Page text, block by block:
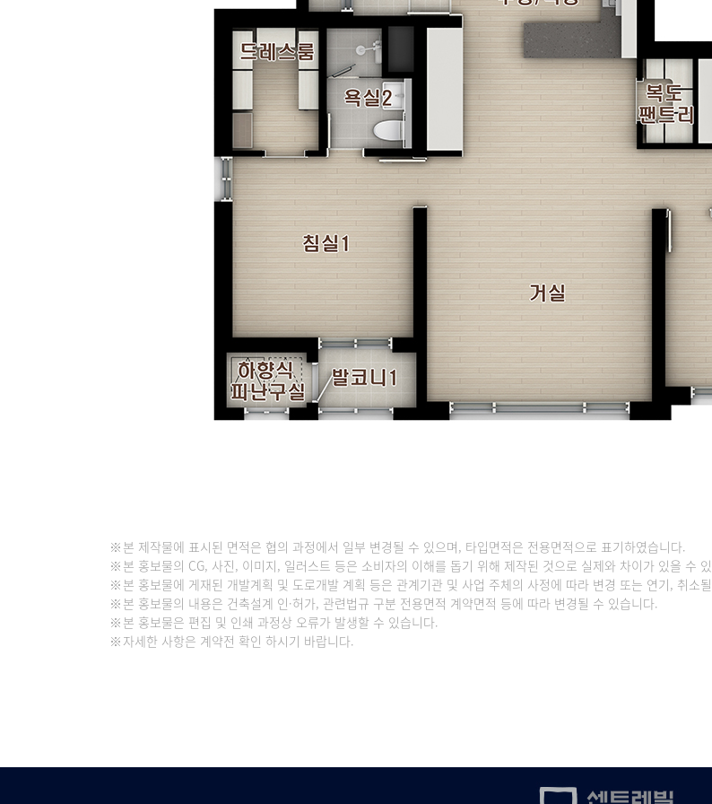
본 제작물에 표시된 면적은 협의 과정에서 일부 변경될 수 있으며, 타입면적은 전용면적으로 표기하였습니다.
본 홍보물의 CG, 사진, 이미지, 일러스트 등은 소비자의 이해를 돕기 위해 제작된 것으로 실제와 차이가 있을 수
본 홍보물에 게재된 개발계획 및 도로개발 계획 등은 관계기관 및 사업 주체의 사정에 따라 변경 또는 연기, 취소
본 홍보물의 내용은 건축설계 인·허가, 관련법규 구분 전용면적 계약면적 등에 따라 변경될 수 있습니다.
본 홍보물은 편집 및 인쇄 과정상 오류가 발생할 수 있습니다.
자세한 사항은 계약전 확인 하시기 바랍니다.